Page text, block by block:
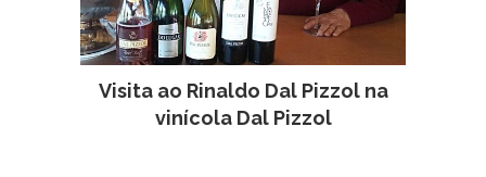
Visita ao Rinaldo Dal Pizzol na
vinícola Dal Pizzol